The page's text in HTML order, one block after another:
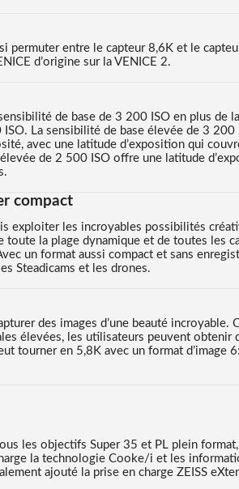
permuter entre le capteur 8,6K et le
d’origine sur la VENICE 2.
de base de 3 200 ISO en plus de
La sensibilité de base élevée de 3 200
avec une latitude d’exposition qui
de 2 500 ISO offre une latitude
compact
exploiter les incroyables possibilités
la plage dynamique et de toutes les
un format aussi compact et sans
Steadicams et les drones.
des images d’une beauté incroyable.
élevées, les utilisateurs peuvent obtenir
tourner en 5,8K avec un format d’image
les objectifs Super 35 et PL plein
la technologie Cooke/i et les
ajouté la prise en charge ZEISS